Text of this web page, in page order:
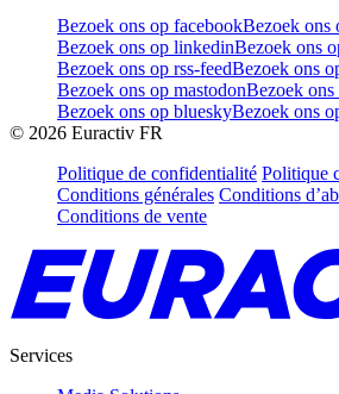
Bezoek ons op facebookBezoek ons
Bezoek ons op linkedinBezoek ons
Bezoek ons op rss-feedBezoek ons
Bezoek ons op mastodonBezoek ons
Bezoek ons op blueskyBezoek ons
© 2026 Euractiv FR
Politique de confidentialité Politique
Conditions générales Conditions
Conditions de vente
Services